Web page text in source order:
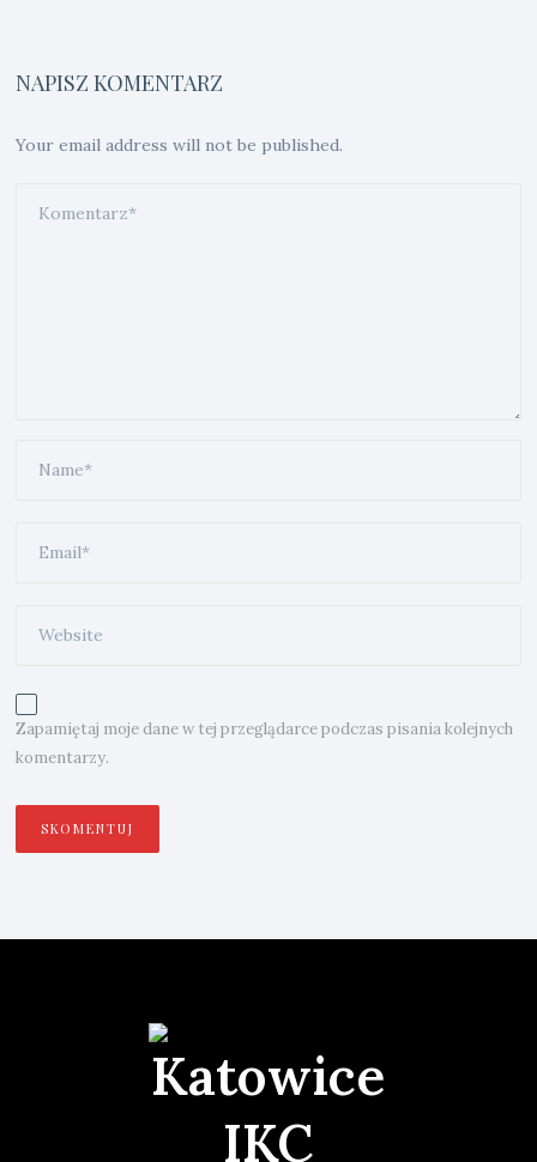
NAPISZ KOMENTARZ
Your email address will not be published.
Zapamiętaj moje dane w tej przeglądarce podczas pisania kolejnych
komentarzy.